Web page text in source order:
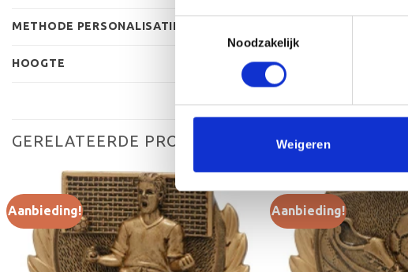
Toestemmingsselectie
Noodzakelijk
Weigeren
METHODE PERSONALISATIE
HOOGTE
GERELATEERDE PRODUCTEN
Aanbieding!
Toevoegen
aan
verlanglijst
Aanbieding!